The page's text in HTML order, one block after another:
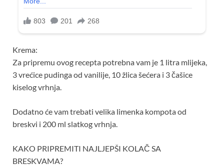
Krema:
Za pripremu ovog recepta potrebna vam je 1 litra mlijeka,
3 vrećice pudinga od vanilije, 10 žlica šećera i 3 čašice
kiselog vrhnja.
Dodatno će vam trebati velika limenka kompota od
breskvi i 200 ml slatkog vrhnja.
KAKO PRIPREMITI NAJLJEPŠI KOLAČ SA
BRESKVAMA?